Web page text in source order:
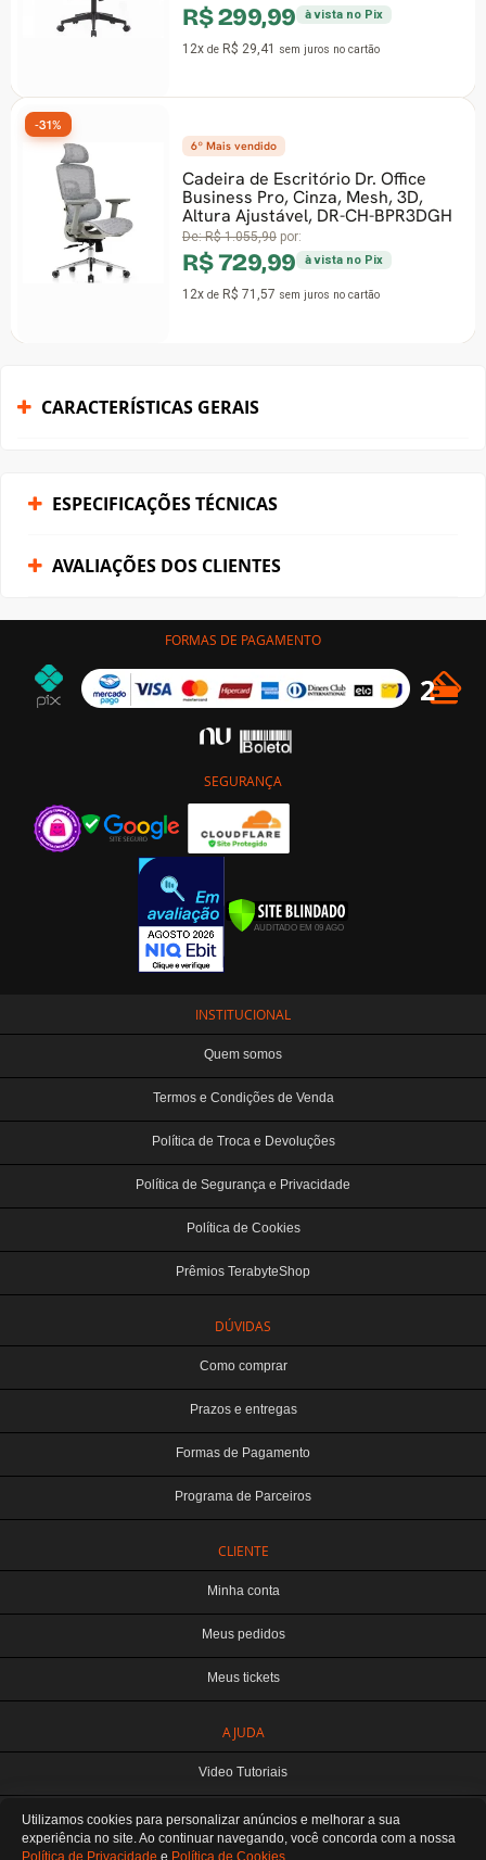
R$ 299,99 à vista no Pix
12x de R$ 29,41 sem juros no cartão
6º Mais vendido
Cadeira de Escritório Dr. Office
Business Pro, Cinza, Mesh, 3D,
Altura Ajustável, DR-CH-BPR3DGH
De:R$ 1.055,90 por:
R$ 729,99 à vista no Pix
12x de R$ 71,57 sem juros no cartão
-31%
CARACTERÍSTICAS GERAIS
ESPECIFICAÇÕES TÉCNICAS
AVALIAÇÕES DOS CLIENTES
FORMAS DE PAGAMENTO
SEGURANÇA
INSTITUCIONAL
Quem somos
Termos e Condições de Venda
Política de Troca e Devoluções
Política de Segurança e Privacidade
Política de Cookies
Prêmios TerabyteShop
DÚVIDAS
Como comprar
Prazos e entregas
Formas de Pagamento
Programa de Parceiros
CLIENTE
Minha conta
Meus pedidos
Meus tickets
AJUDA
Video Tutoriais
Manuseio do Produto
TERABYTE ATACADO E VAREJO DE PRODUTOS DE INFORMATICA LTDA
CNPJ: 07.993.973/0001-18 | Curitiba-PR
do Google se aplicam.
De segunda a sexta das 8:30 às 12H / 13H às 18H
SOMOS E-COMMERCE - NÃO TEMOS ATENDIMENTO LOCAL
Utilizamos cookies para personalizar anúncios e melhorar a sua
experiência no site. Ao continuar navegando, você concorda com a nossa
Política de Privacidade e Política de Cookies